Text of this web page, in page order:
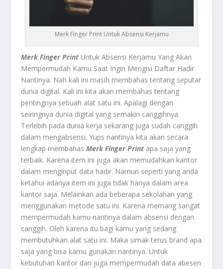
Merk Finger Print Untuk Absensi Kerjamu
Merk Finger Print Untuk Absensi Kerjamu Yang Akan
Mempermudah Kamu Saat Ingin Mengisi Daftar Hadir
Nantinya. Nah kali ini masih membahas tentang seputar
dunia digital. Kali ini kita akan membahas tentang
pentingnya sebuah alat satu ini. Apalagi dengan
seiringnya dunia digital yang semakin canggihnya.
Terlebih pada dunia kerja sekarang juga sudah canggih
dalam mengabsensi. Yups nantinya kita akan secara
lengkap membahasMerk Finger Print apa saja yang
terbaik. Karena item ini juga akan memudahkan kantor
dalam menginput data hadir. Namun seperti yang anda
ketahui adanya item ini juga tidak hanya dalam area
kantor saja. Melainkan ada beberapa sekolahan yang
menggunakan metode satu ini. Karena memang sangat
mempermudah kamu nantinya dalam absensi dengan
canggih. Oleh karena itu bagi kamu yang sedang
membutuhkan alat satu ini. Maka simak terus brand apa
saja yang bisa kamu gunakan nantinya. Untuk
kebutuhan kantor dan juga mempermudah data abesen